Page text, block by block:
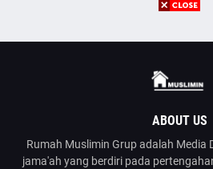
ABOUT US
Rumah Muslimin Grup adalah Media
jama'ah yang berdiri pada